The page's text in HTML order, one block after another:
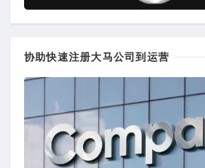
协助快速注册大马公司到运营